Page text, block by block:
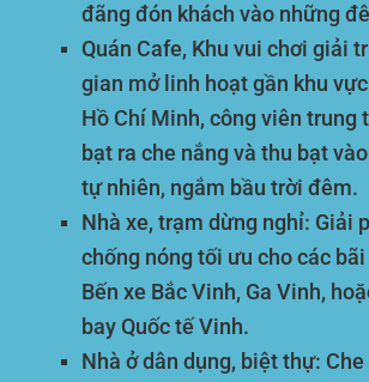
đãng đón khách vào những
Quán Cafe, Khu vui chơi giải
gian mở linh hoạt gần khu
Hồ Chí Minh, công viên trung
bạt ra che nắng và thu bạt
tự nhiên, ngắm bầu trời đêm.
Nhà xe, trạm dừng nghỉ: Giải
chống nóng tối ưu cho các
Bến xe Bắc Vinh, Ga Vinh,
bay Quốc tế Vinh.
Nhà ở dân dụng, biệt thự: